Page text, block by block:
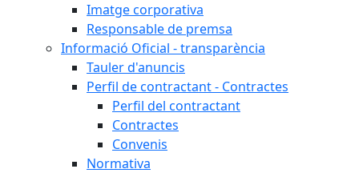
Imatge corporativa
Responsable de premsa
Informació Oficial - transparència
Tauler d'anuncis
Perfil de contractant - Contractes
Perfil del contractant
Contractes
Convenis
Normativa